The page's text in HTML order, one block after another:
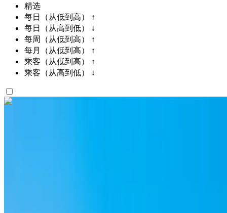
精选
每日（从低到高） ↑
每日（从高到低） ↓
每周（从低到高） ↑
每月（从低到高） ↑
乘客（从低到高） ↑
乘客（从高到低） ↓
喜欢你看到的吗？